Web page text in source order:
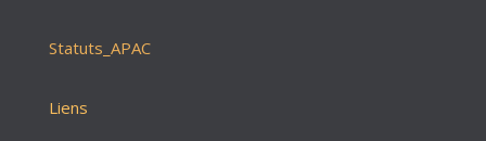
Statuts_APAC
Liens